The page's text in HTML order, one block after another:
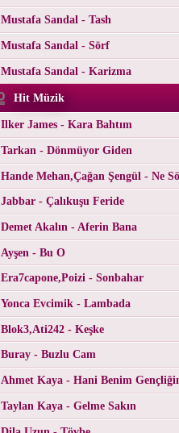
Mustafa Sandal - Tash
Mustafa Sandal - Sörf
Mustafa Sandal - Karizma
Hit Müzik
Ilker James - Kara Bahtım
Tarkan - Dönmüyor Giden
Hande Mehan,Çağan Şengül - Ne
Jabbar - Çalıkuşu Feride
Demet Akalın - Aferin Bana
Ayşen - Bu O
Era7capone,Poizi - Sonbahar
Yonca Evcimik - Lambada
Blok3,Ati242 - Keşke
Buray - Buzlu Cam
Ahmet Kaya - Hani Benim
Taylan Kaya - Gelme Sakın